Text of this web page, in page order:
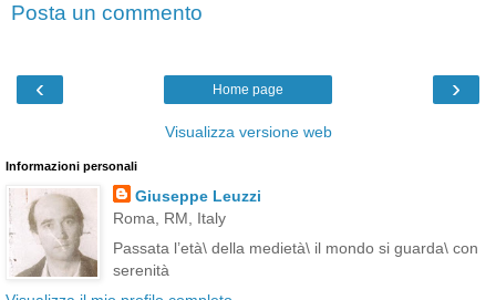
Posta un commento
‹ ›
Home page
Visualizza versione web
Informazioni personali
Giuseppe Leuzzi
Roma, RM, Italy
Passata l’età\ della medietà\ il mondo si guarda\ con
serenità